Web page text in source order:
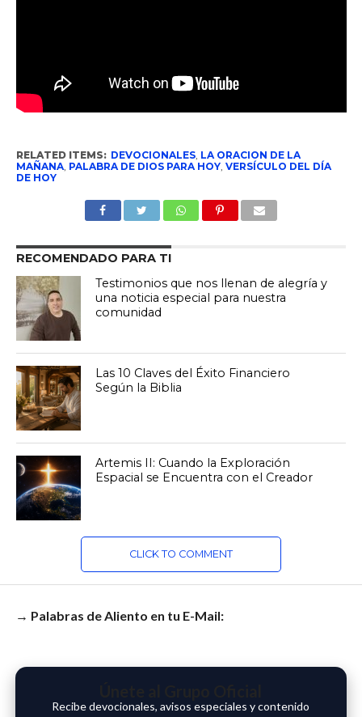
RELATED ITEMS: DEVOCIONALES, LA ORACION DE LA
MAÑANA, PALABRA DE DIOS PARA HOY, VERSÍCULO DEL DÍA
DE HOY
RECOMENDADO PARA TI
Testimonios que nos llenan de alegría y
una noticia especial para nuestra
comunidad
Las 10 Claves del Éxito Financiero
Según la Biblia
Artemis II: Cuando la Exploración
Espacial se Encuentra con el Creador
CLICK TO COMMENT
→ Palabras de Aliento en tu E-Mail:
Recibe devocionales, avisos especiales y contenido